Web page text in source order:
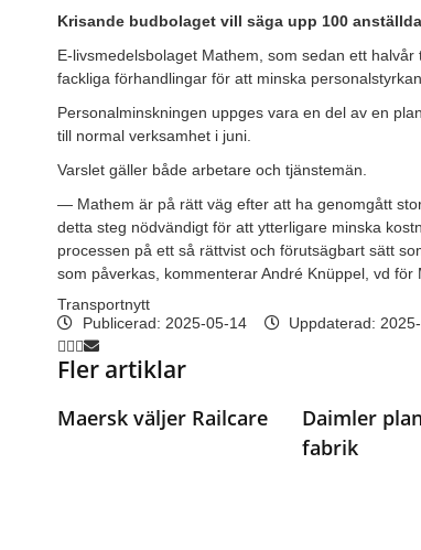
Krisande budbolaget vill säga upp 100
E-livsmedelsbolaget Mathem, som sedan ett
fackliga förhandlingar för att minska
Personalminskningen uppges vara en del av en
till normal verksamhet i juni.
Varslet gäller både arbetare och tjänstemän.
— Mathem är på rätt väg efter att ha genomgått
detta steg nödvändigt för att ytterligare minska
processen på ett så rättvist och förutsägbart sätt
som påverkas, kommenterar André Knüppel, vd för
Transportnytt
Publicerad: 2025-05-14 Uppdaterad:
Fler artiklar
Maersk väljer Railcare
Daimler
fabrik